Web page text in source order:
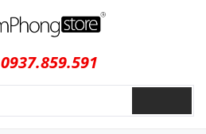
0937.859.591